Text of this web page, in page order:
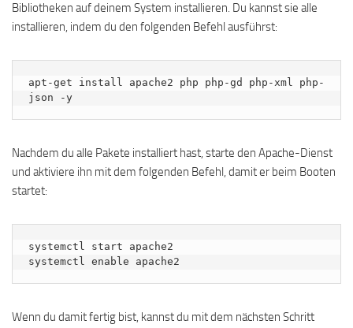
Bibliotheken auf deinem System installieren. Du kannst sie alle
installieren, indem du den folgenden Befehl ausführst:
apt-get install apache2 php php-gd php-xml php-
json -y
Nachdem du alle Pakete installiert hast, starte den Apache-Dienst
und aktiviere ihn mit dem folgenden Befehl, damit er beim Booten
startet:
systemctl start apache2
systemctl enable apache2
Wenn du damit fertig bist, kannst du mit dem nächsten Schritt